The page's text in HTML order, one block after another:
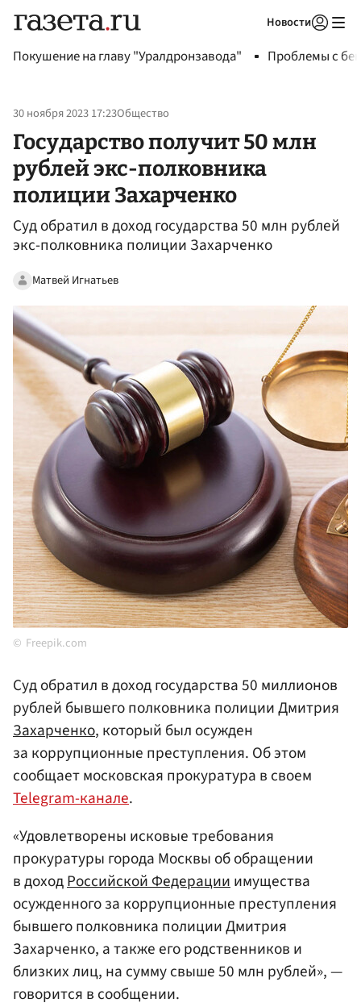
Новости
Покушение на главу "Уралдронзавода" Проблемы с
30 ноября 2023 17:23Общество
Государство получит 50 млн
рублей экс-полковника
полиции Захарченко
Суд обратил в доход государства 50 млн рублей
экс-полковника полиции Захарченко
Матвей Игнатьев
Freepik.com
Суд обратил в доход государства 50 миллионов
рублей бывшего полковника полиции Дмитрия
Захарченко, который был осужден
за коррупционные преступления. Об этом
сообщает московская прокуратура в своем
Telegram-канале.
«Удовлетворены исковые требования
прокуратуры города Москвы об обращении
в доходРоссийской Федерацииимущества
осужденного за коррупционные преступления
бывшего полковника полиции Дмитрия
Захарченко, а также его родственников и
близких лиц, на сумму свыше 50 млн рублей», —
говорится в сообщении.